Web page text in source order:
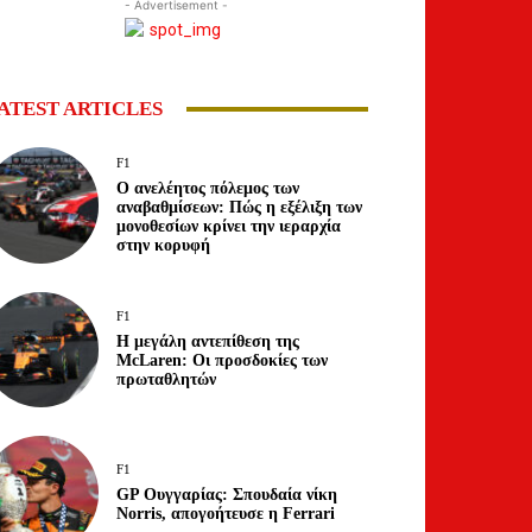
- Advertisement -
ARTICLES
F1
Ο ανελέητος πόλεμος των
αναβαθμίσεων: Πώς η εξέλιξη των
μονοθεσίων κρίνει την ιεραρχία
στην κορυφή
F1
Η μεγάλη αντεπίθεση της
McLaren: Οι προσδοκίες των
πρωταθλητών
F1
GP Ουγγαρίας: Σπουδαία νίκη
Norris, απογοήτευσε η Ferrari